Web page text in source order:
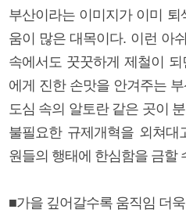
부산이라는 이미지가 이미 퇴
움이 많은 대목이다. 이런 아
속에서도 꿋꿋하게 제철이
에게 진한 손맛을 안겨주는
도심 속의 알토란 같은 곳이
불필요한 규제개혁을 외쳐
원들의 행태에 한심함을 금할
■가을 깊어갈수록 움직임 더